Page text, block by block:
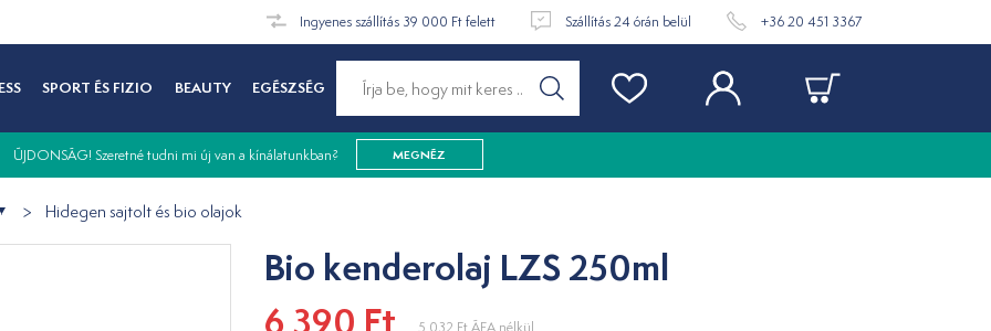
Ingyenes szállítás 39 000 Ft felett Szállítás 24 órán belül +36 20 451 3367
SPORT ÉS FIZIO BEAUTY EGÉSZSÉG
ÚJDONSÁG! Szeretné tudni mi új van a kínálatunkban? MEGNÉZ
Hidegen sajtolt és bio olajok
Bio kenderolaj LZS 250ml
6 390 Ft
5 032 FtÁFA nélkül